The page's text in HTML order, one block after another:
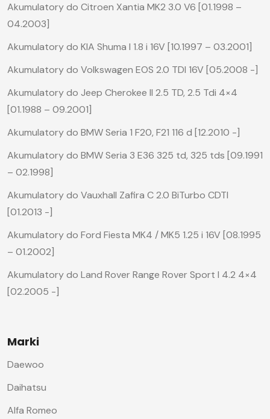
Akumulatory do Citroen Xantia MK2 3.0 V6 [01.1998 –
04.2003]
Akumulatory do KIA Shuma I 1.8 i 16V [10.1997 – 03.2001]
Akumulatory do Volkswagen EOS 2.0 TDI 16V [05.2008 -]
Akumulatory do Jeep Cherokee II 2.5 TD, 2.5 Tdi 4×4
[01.1988 – 09.2001]
Akumulatory do BMW Seria 1 F20, F21 116 d [12.2010 -]
Akumulatory do BMW Seria 3 E36 325 td, 325 tds [09.1991
– 02.1998]
Akumulatory do Vauxhall Zafira C 2.0 BiTurbo CDTI
[01.2013 -]
Akumulatory do Ford Fiesta MK4 / MK5 1.25 i 16V [08.1995
– 01.2002]
Akumulatory do Land Rover Range Rover Sport I 4.2 4×4
[02.2005 -]
Marki
Daewoo
Daihatsu
Alfa Romeo